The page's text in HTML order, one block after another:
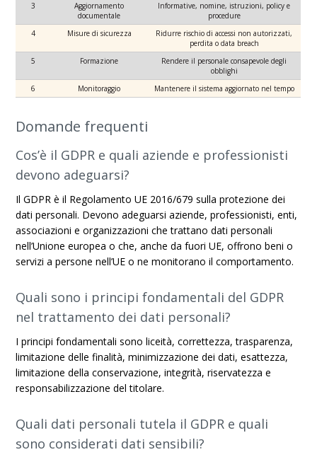
3
Aggiornamento
documentale
Informative, nomine, istruzioni, policy e
procedure
4
Misure di sicurezza
Ridurre rischio di accessi non autorizzati,
perdita o data breach
5
Formazione
Rendere il personale consapevole degli
obblighi
6
Monitoraggio Mantenere il sistema aggiornato nel tempo
Domande frequenti
Cos’è il GDPR e quali aziende e professionisti
devono adeguarsi?
Il GDPR è il Regolamento UE 2016/679 sulla protezione dei
dati personali. Devono adeguarsi aziende, professionisti, enti,
associazioni e organizzazioni che trattano dati personali
nell’Unione europea o che, anche da fuori UE, offrono beni o
servizi a persone nell’UE o ne monitorano il comportamento.
Quali sono i principi fondamentali del GDPR
nel trattamento dei dati personali?
I principi fondamentali sono liceità, correttezza, trasparenza,
limitazione delle finalità, minimizzazione dei dati, esattezza,
limitazione della conservazione, integrità, riservatezza e
responsabilizzazione del titolare.
Quali dati personali tutela il GDPR e quali
sono considerati dati sensibili?